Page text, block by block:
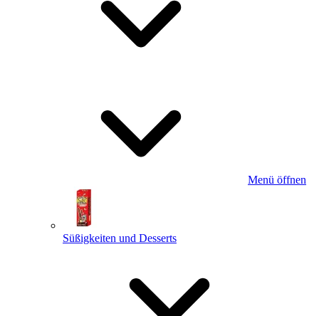
Menü öffnen
Süßigkeiten und Desserts